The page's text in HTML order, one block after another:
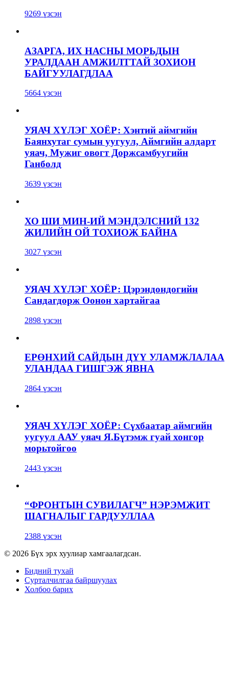
9269 үзсэн
АЗАРГА, ИХ НАСНЫ МОРЬДЫН
УРАЛДААН АМЖИЛТТАЙ ЗОХИОН
БАЙГУУЛАГДЛАА
5664 үзсэн
УЯАЧ ХҮЛЭГ ХОЁР: Хэнтий аймгийн
Баянхутаг сумын уугуул, Аймгийн алдарт
уяач, Мужиг овогт Доржсамбуугийн
Ганболд
3639 үзсэн
ХО ШИ МИН-ИЙ МЭНДЭЛСНИЙ 132
ЖИЛИЙН ОЙ ТОХИОЖ БАЙНА
3027 үзсэн
УЯАЧ ХҮЛЭГ ХОЁР: Цэрэндондогийн
Сандагдорж Оонон хартайгаа
2898 үзсэн
ЕРӨНХИЙ САЙДЫН ДҮҮ УЛАМЖЛАЛАА
УЛАНДАА ГИШГЭЖ ЯВНА
2864 үзсэн
УЯАЧ ХҮЛЭГ ХОЁР: Сүхбаатар аймгийн
уугуул ААУ уяач Я.Бүтэмж гуай хонгор
морьтойгоо
2443 үзсэн
“ФРОНТЫН СУВИЛАГЧ” НЭРЭМЖИТ
ШАГНАЛЫГ ГАРДУУЛЛАА
2388 үзсэн
© 2026 Бүх эрх хуулиар хамгаалагдсан.
Бидний тухай
Сурталчилгаа байршуулах
Холбоо барих